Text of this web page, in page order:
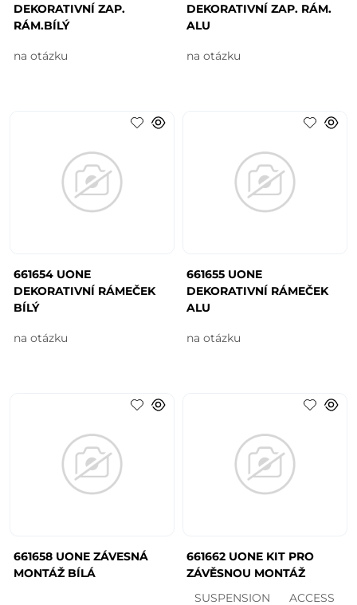
DEKORATIVNÍ ZAP.
RÁM.BÍLÝ
na otázku
DEKORATIVNÍ ZAP. RÁM.
ALU
na otázku
661654 UONE
DEKORATIVNÍ RÁMEČEK
BÍLÝ
na otázku
661655 UONE
DEKORATIVNÍ RÁMEČEK
ALU
na otázku
661658 UONE ZÁVESNÁ
MONTÁŽ BÍLÁ
661662 UONE KIT PRO
ZÁVĚSNOU MONTÁŽ
SUSPENSION ACCESS